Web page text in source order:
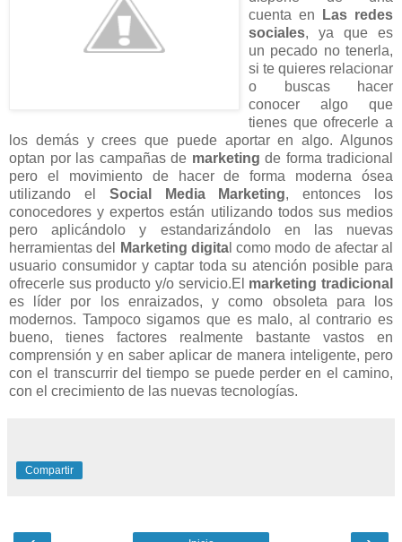
cuenta en
Las redes
sociales, ya que es
un pecado no tenerla,
si te quieres relacionar
o buscas hacer
conocer algo que
tienes que ofrecerle a
los demás y crees que puede aportar en algo. Algunos
optan por las campañas de marketing de forma tradicional
pero el movimiento de hacer de forma moderna ósea
utilizando el Social Media Marketing, entonces los
conocedores y expertos están utilizando todos sus medios
pero aplicándolo y estandarizándolo en las nuevas
herramientas del
Marketing digital como modo de afectar al
usuario consumidor y captar toda su atención posible para
ofrecerle sus producto y/o servicio.El marketing tradicional
es líder por los enraizados, y como obsoleta para los
modernos. Tampoco sigamos que es malo, al contrario es
bueno, tienes factores realmente bastante vastos en
comprensión y en saber aplicar de manera inteligente, pero
con el transcurrir del tiempo se puede perder en el camino,
con el crecimiento de las nuevas tecnologías.
Compartir